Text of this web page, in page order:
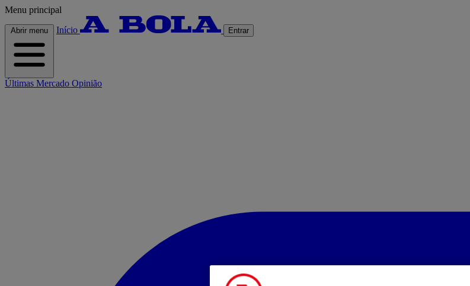
Menu principal
Abrir menu Início Entrar
Últimas Mercado Opinião